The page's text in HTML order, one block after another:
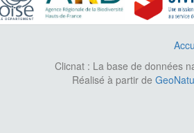
Clicnat : La base de données
Réalisé à partir de